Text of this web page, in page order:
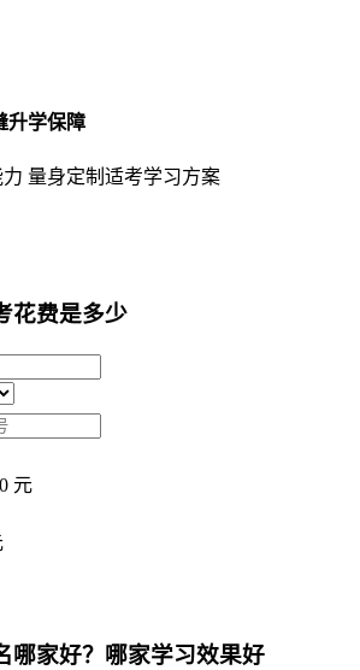
升学保障
量身定制适考学习方案
花费是多少
元
哪家好？哪家学习效果好